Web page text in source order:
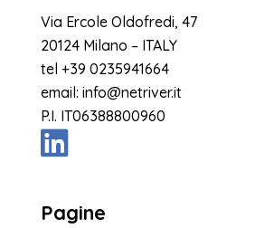
Via Ercole Oldofredi, 47
20124 Milano – ITALY
tel +39 0235941664
email: info@netriver.it
P.I. IT06388800960
Pagine